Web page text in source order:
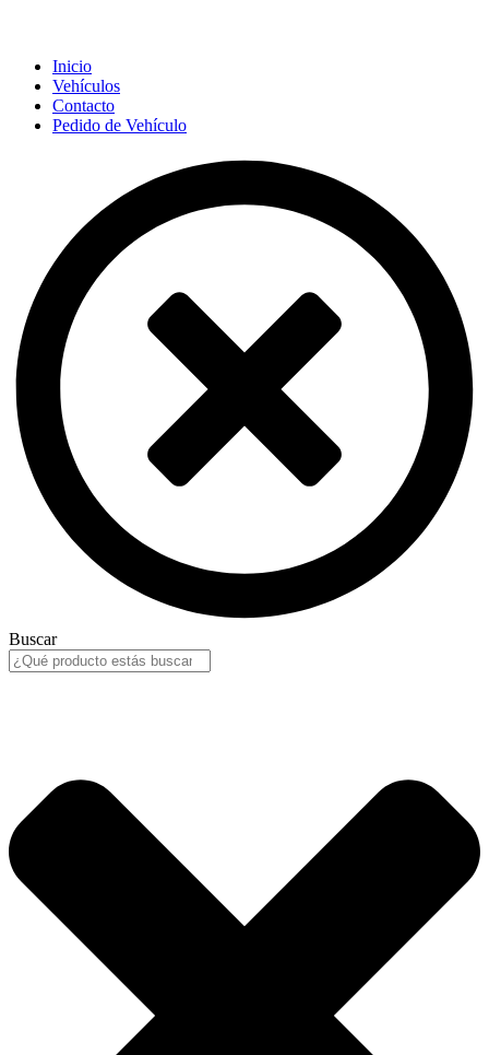
Inicio
Vehículos
Contacto
Pedido de Vehículo
Buscar